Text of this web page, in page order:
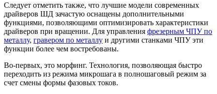
Следует отметить также, что лучшие модели современных
драйверов ШД зачастую оснащены дополнительными
функциями, позволяющими оптимизировать характеристики
драйверов при вращении. Для управления фрезерным ЧПУ по
металлу, гравером по металлу и другими станками ЧПУ эти
функции более чем востребованы.
Во-первых, это морфинг. Технология, позволяющая быстро
переходить из режима микрошага в полношаговый режим за
счет смены формы фазовых токов.